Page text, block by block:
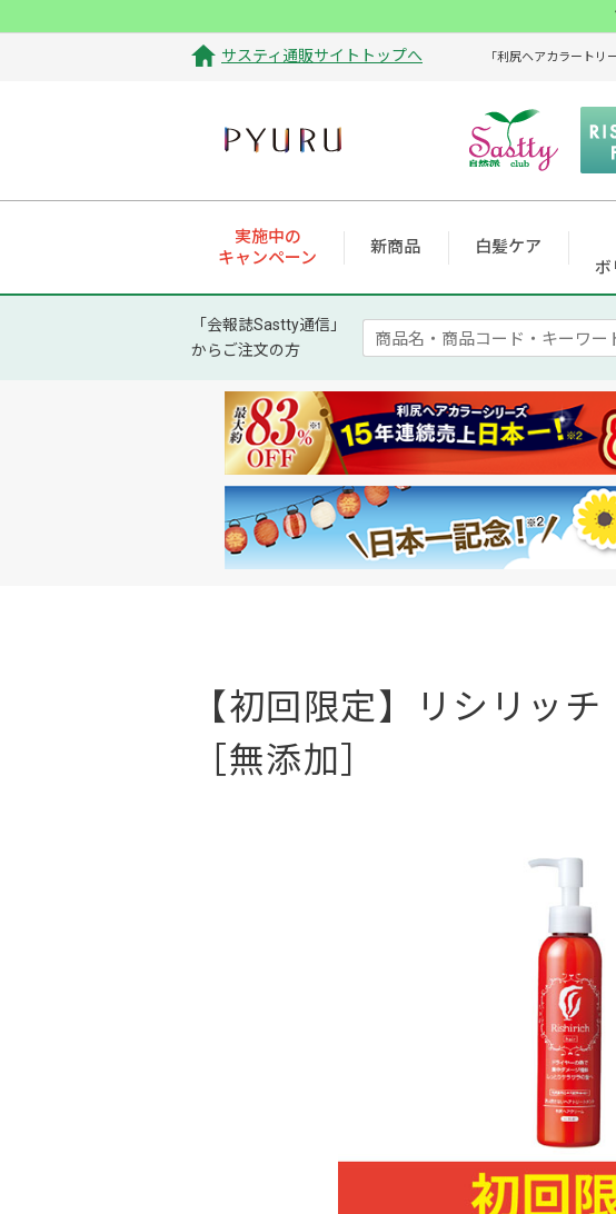
サスティ通販サイトトップへ 「利尻ヘアカラート
実施中の
キャンペーン
新商品 白髪ケア
ボ
「会報誌Sastty通信」
からご注文の方
【初回限定】リシリッ
［無添加］